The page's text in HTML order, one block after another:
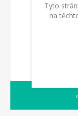
Tyto
na